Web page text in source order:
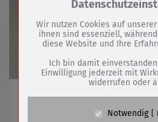
Siegermotiv des
Verkauf in der Tourist-Information
Zum Betrieb der Seite
Name
PHP Session
Anbieter
Eigentümer dieser
Wenselaar GmbH
Absicherung
Wir nutzen Cookies auf
ihnen sind essenziell,
diese Website und Ihre
Ich bin damit
Einwilligung jederzeit mit
widerrufen oder
Notwendig